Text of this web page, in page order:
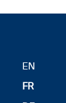
EN
FR